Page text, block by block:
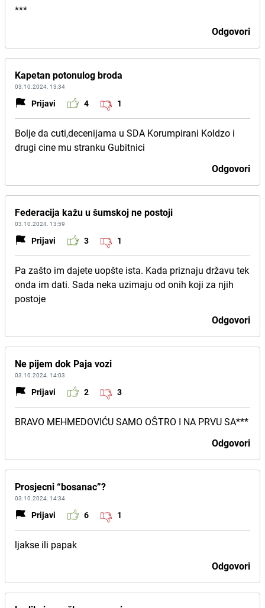
***
Odgovori
Kapetan potonulog broda
03.10.2024. 13:34
Prijavi 4 1
Bolje da cuti,decenijama u SDA Korumpirani Koldzo i
drugi cine mu stranku Gubitnici
Odgovori
Federacija kažu u šumskoj ne postoji
03.10.2024. 13:59
Prijavi 3 1
Pa zašto im dajete uopšte ista. Kada priznaju državu tek
onda im dati. Sada neka uzimaju od onih koji za njih
postoje
Odgovori
Ne pijem dok Paja vozi
03.10.2024. 14:03
Prijavi 2 3
BRAVO MEHMEDOVIĆU SAMO OŜTRO I NA PRVU SA***
Odgovori
Prosjecni “bosanac”?
03.10.2024. 14:34
Prijavi 6 1
ljakse ili papak
Odgovori